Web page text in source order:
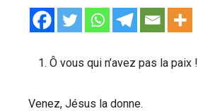
Ô vous qui n’avez pas la paix !
Venez, Jésus la donne.